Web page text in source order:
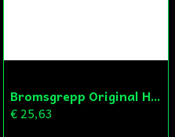
Bromsgrepp Original Hö Peugeot Ludix/Speedfight/Vivacity
€ 25,63